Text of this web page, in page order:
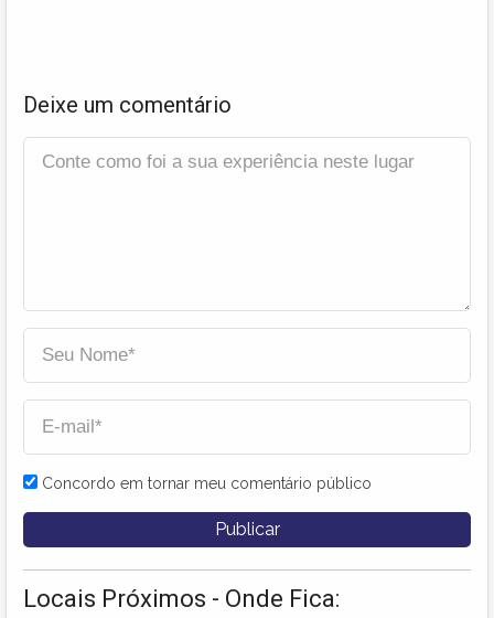
Deixe um comentário
Concordo em tornar meu comentário público
Locais Próximos - Onde Fica: